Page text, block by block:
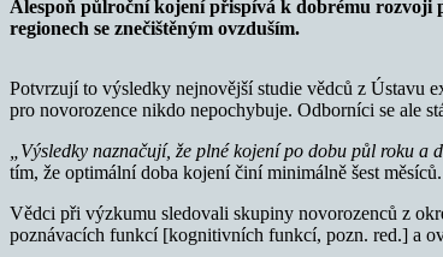
Alespoň půlroční kojení přispívá k dobrému rozvoji
regionech se znečištěným ovzduším.
Potvrzují to výsledky nejnovější studie vědců z Ústavu
pro novorozence nikdo nepochybuje. Odborníci se ale
„Výsledky naznačují, že plné kojení po dobu půl roku
tím, že optimální doba kojení činí minimálně šest měsíců.
Vědci při výzkumu sledovali skupiny novorozenců z
poznávacích funkcí [kognitivních funkcí, pozn. red.] a